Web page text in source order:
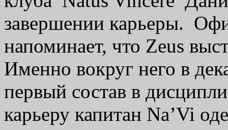
завершении карьеры.
напоминает, что Zeus
Именно вокруг него в
первый состав в
карьеру капитан Na’Vi